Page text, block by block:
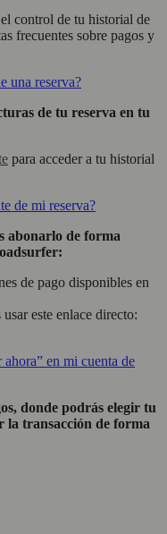
control de tu historial de
frecuentes sobre pagos y
una reserva?
de tu reserva en tu
para acceder a tu historial
de mi reserva?
abonarlo de forma
de pago disponibles en
este enlace directo:
en mi cuenta de
donde podrás elegir tu
la transacción de forma